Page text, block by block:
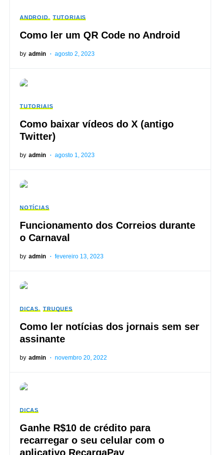
ANDROID TUTORIAIS
Como ler um QR Code no Android
by admin agosto 2, 2023
TUTORIAIS
Como baixar vídeos do X (antigo
Twitter)
by admin agosto 1, 2023
NOTÍCIAS
Funcionamento dos Correios durante
o Carnaval
by admin fevereiro 13, 2023
DICAS TRUQUES
Como ler notícias dos jornais sem ser
assinante
by admin novembro 20, 2022
DICAS
Ganhe R$10 de crédito para
recarregar o seu celular com o
aplicativo RecargaPay